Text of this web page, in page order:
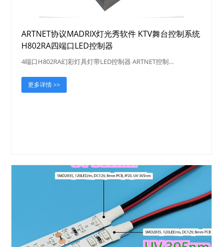
ARTNET协议MADRIX灯光秀软件 KTV舞台控制系统
H802RA四端口LED控制器
4端口H802RA幻彩灯具灯带LED控制器 ARTNET控制…
更多详情 >>